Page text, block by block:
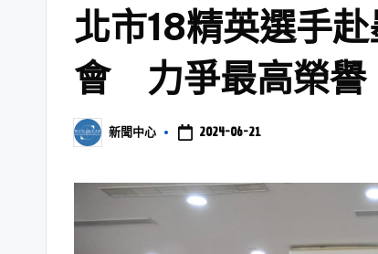
北市18精英選手
會 力爭最高榮譽
新聞中心 2024-06-21